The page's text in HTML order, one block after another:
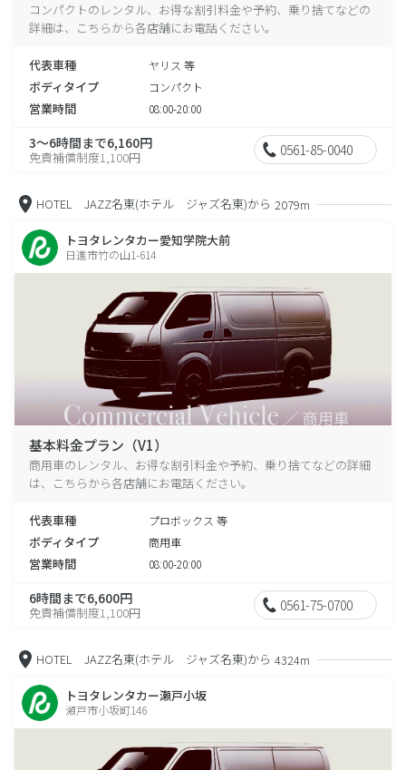
コンパクトのレンタル、お得な割引料金や予約、乗り捨てなどの
詳細は、こちらから各店舗にお電話ください。
代表車種 ヤリス 等
ボディタイプ コンパクト
営業時間 08:00-20:00
3～6時間まで6,160円
免責補償制度1,100円 0561-85-0040
HOTEL JAZZ名東(ホテル ジャズ名東)から 2079m
トヨタレンタカー愛知学院大前
日進市竹の山1-614
基本料金プラン（V1）
商用車のレンタル、お得な割引料金や予約、乗り捨てなどの詳細
は、こちらから各店舗にお電話ください。
代表車種 プロボックス 等
ボディタイプ 商用車
営業時間 08:00-20:00
6時間まで6,600円
免責補償制度1,100円 0561-75-0700
HOTEL JAZZ名東(ホテル ジャズ名東)から 4324m
トヨタレンタカー瀬戸小坂
瀬戸市小坂町146